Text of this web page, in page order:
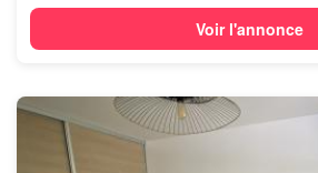
Voir l'annonce